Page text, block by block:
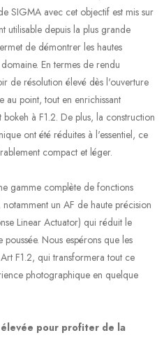
SIGMA avec cet objectif est mis sur
utilisable depuis la plus grande
de démontrer les hautes
En termes de rendu
de résolution élevé dès l'ouverture
au point, tout en enrichissant
à F1.2. De plus, la construction
ont été réduites à l'essentiel, ce
compact et léger.
gamme complète de fonctions
un AF de haute précision
Linear Actuator) qui réduit le
Nous espérons que les
F1.2, qui transformera tout ce
photographique en quelque
pour profiter de la